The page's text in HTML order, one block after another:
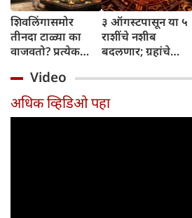
शिवलिंगासमोर
तीनदा टाळ्या का
वाजवतो? प्रत्येक
जाणून घ्या
३ ऑगस्टपासून या ५
राशींचे नशीब
बदलणार; ग्रहांचे
संपतील आणि शुभ
दिवसांची सुरुवात
होईल
Video
अधिक व्हिडिओ पहा